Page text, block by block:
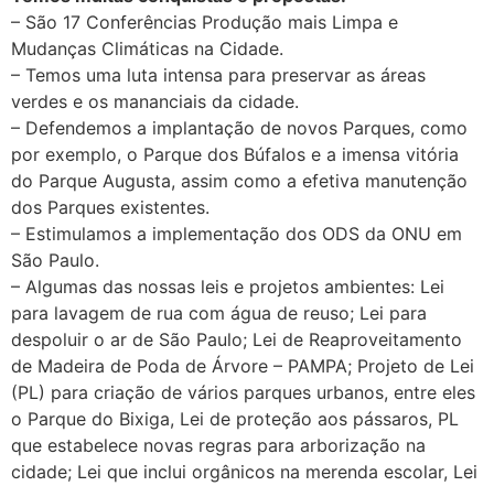
– São 17 Conferências Produção mais Limpa e
Mudanças Climáticas na Cidade.
– Temos uma luta intensa para preservar as áreas
verdes e os mananciais da cidade.
– Defendemos a implantação de novos Parques, como
por exemplo, o Parque dos Búfalos e a imensa vitória
do Parque Augusta, assim como a efetiva manutenção
dos Parques existentes.
– Estimulamos a implementação dos ODS da ONU em
São Paulo.
– Algumas das nossas leis e projetos ambientes: Lei
para lavagem de rua com água de reuso; Lei para
despoluir o ar de São Paulo; Lei de Reaproveitamento
de Madeira de Poda de Árvore – PAMPA; Projeto de Lei
(PL) para criação de vários parques urbanos, entre eles
o Parque do Bixiga, Lei de proteção aos pássaros, PL
que estabelece novas regras para arborização na
cidade; Lei que inclui orgânicos na merenda escolar, Lei